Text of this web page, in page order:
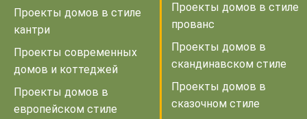
Проекты домов в стиле
кантри
Проекты современных
домов и коттеджей
Проекты домов в
европейском стиле
Проекты домов в стиле
прованс
Проекты домов в
скандинавском стиле
Проекты домов в
сказочном стиле